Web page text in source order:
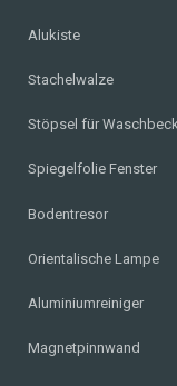
Alukiste
Stachelwalze
Stöpsel für
Spiegelfolie Fenster
Bodentresor
Orientalische Lampe
Aluminiumreiniger
Magnetpinnwand